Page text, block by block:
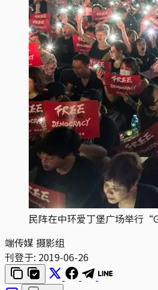
民阵在中环爱丁堡广场举行
端传媒 摄影组
刊登于: 2019-06-26